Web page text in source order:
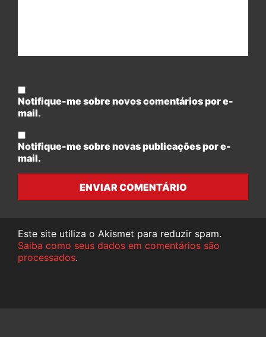
Notifique-me sobre novos comentários por e-
mail.
Notifique-me sobre novas publicações por e-
mail.
ENVIAR COMENTÁRIO
Este site utiliza o Akismet para reduzir spam.
Saiba como seus dados em comentários são
processados.